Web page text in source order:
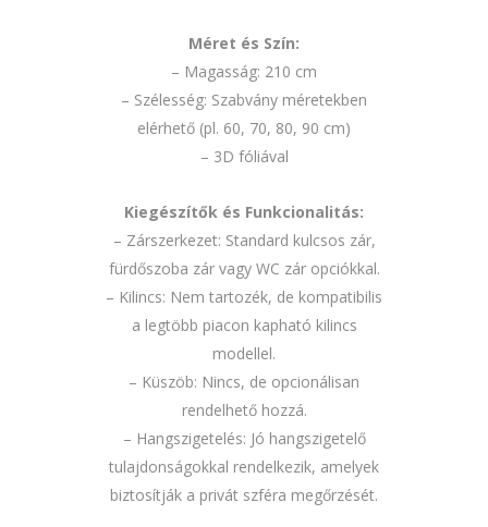
Méret és Szín:
– Magasság: 210 cm
– Szélesség: Szabvány méretekben
elérhető (pl. 60, 70, 80, 90 cm)
– 3D fóliával
Kiegészítők és Funkcionalitás:
– Zárszerkezet: Standard kulcsos zár,
fürdőszoba zár vagy WC zár opciókkal.
– Kilincs: Nem tartozék, de kompatibilis
a legtöbb piacon kapható kilincs
modellel.
– Küszöb: Nincs, de opcionálisan
rendelhető hozzá.
– Hangszigetelés: Jó hangszigetelő
tulajdonságokkal rendelkezik, amelyek
biztosítják a privát szféra megőrzését.